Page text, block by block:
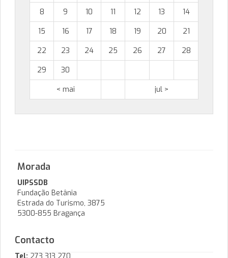
8
9 10 11 12 13
14
15
16 17 18 19 20
21
22
23 24 25 26 27
28
29
30
< mai
jul >
Morada
UIPSSDB
Fundação Betânia
Estrada do Turismo, 3875
5300-855 Bragança
Contacto